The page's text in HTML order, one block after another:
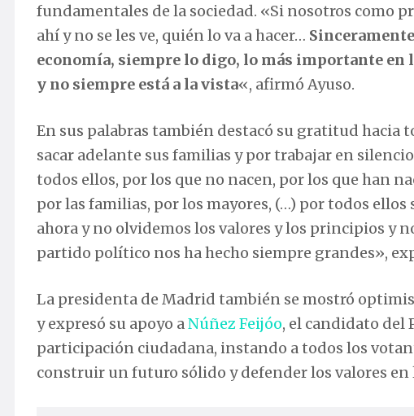
fundamentales de la sociedad. «Si nosotros como
ahí y no se les ve, quién lo va a hacer…
economía, siempre lo digo, lo más importante en
y no siempre está a la vista«, afirmó Ayuso.
En sus palabras también destacó su gratitud hacia
sacar adelante sus familias y por trabajar en
todos ellos, por los que no nacen, por los que han
por las familias, por los mayores, (…) por todos
ahora y no olvidemos los valores y los principios y
partido político nos ha hecho siempre grandes»,
La presidenta de Madrid también se mostró
y expresó su apoyo aNúñez Feijóo, el candidato del
participación ciudadana, instando a todos los
construir un futuro sólido y defender los valores en